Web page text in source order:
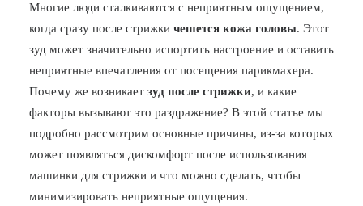
БЛОГ
ПОЖАЛОВАТЬСЯ
Многие люди сталкиваются с неприятным ощущением,
когда сразу после стрижки чешется кожа головы. Этот
зуд может значительно испортить настроение и оставить
неприятные впечатления от посещения парикмахера.
Почему же возникает зуд после стрижки, и какие
факторы вызывают это раздражение? В этой статье мы
подробно рассмотрим основные причины, из-за которых
может появляться дискомфорт после использования
машинки для стрижки и что можно сделать, чтобы
минимизировать неприятные ощущения.